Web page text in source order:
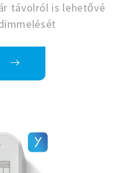
távolról is lehetővé